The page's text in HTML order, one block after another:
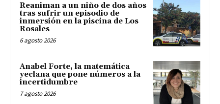
Reaniman a un niño de dos años
tras sufrir un episodio de
inmersión en la piscina de Los
Rosales
6 agosto 2026
Anabel Forte, la matemática
yeclana que pone números a la
incertidumbre
7 agosto 2026